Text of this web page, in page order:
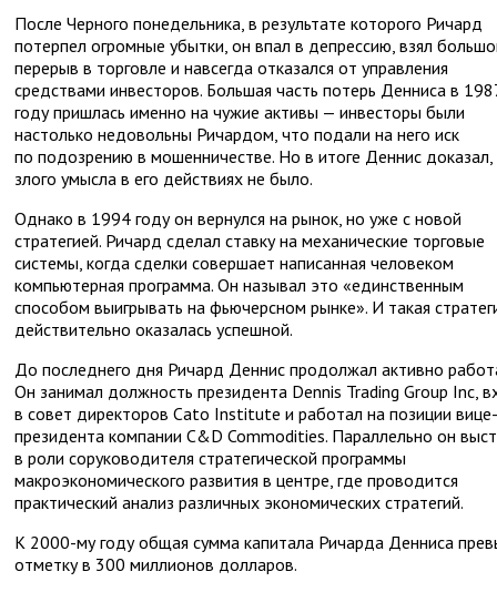
После Черного понедельника, в результате которого Ричард
потерпел огромные убытки, он впал в депрессию, взял
перерыв в торговле и навсегда отказался от управления
средствами инвесторов. Большая часть потерь Денниса в
году пришлась именно на чужие активы — инвесторы были
настолько недовольны Ричардом, что подали на него иск
по подозрению в мошенничестве. Но в итоге Деннис доказал,
злого умысла в его действиях не было.
Однако в 1994 году он вернулся на рынок, но уже с новой
стратегией. Ричард сделал ставку на механические торговые
системы, когда сделки совершает написанная человеком
компьютерная программа. Он называл это «единственным
способом выигрывать на фьючерсном рынке». И такая
действительно оказалась успешной.
До последнего дня Ричард Деннис продолжал активно
Он занимал должность президента Dennis Trading Group Inc,
в совет директоров Cato Institute и работал на позиции вице-
президента компании C&D Commodities. Параллельно он
в роли соруководителя стратегической программы
макроэкономического развития в центре, где проводится
практический анализ различных экономических стратегий.
К 2000-му году общая сумма капитала Ричарда Денниса
отметку в 300 миллионов долларов.